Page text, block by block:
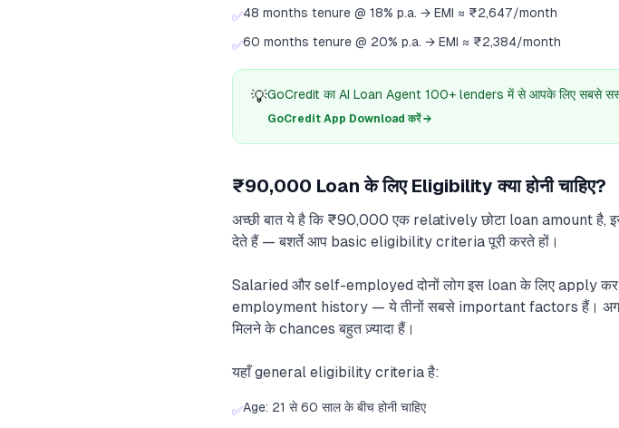
✅48 months tenure @ 18% p.a. → EMI ≈ ₹2,647/month
✅60 months tenure @ 20% p.a. → EMI ≈ ₹2,384/month
💡GoCredit का AI Loan Agent 100+ lenders में से आपके लिए सबसे
GoCredit App Download करें →
₹90,000 Loan के लिए Eligibility क्या होनी चाहिए?
अच्छी बात ये है कि ₹90,000 एक relatively छोटा loan amount है,
देते हैं — बशर्ते आप basic eligibility criteria पूरी करते हों।
Salaried और self-employed दोनों लोग इस loan के लिए apply
employment history — ये तीनों सबसे important factors हैं।
मिलने के chances बहुत ज़्यादा हैं।
यहाँ general eligibility criteria है:
✅Age: 21 से 60 साल के बीच होनी चाहिए